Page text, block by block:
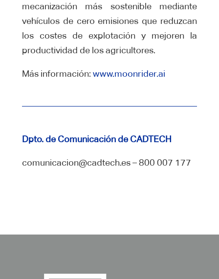
mecanización más sostenible mediante
vehículos de cero emisiones que reduzcan
los costes de explotación y mejoren la
productividad de los agricultores.
Más información: www.moonrider.ai
Dpto. de Comunicación de CADTECH
comunicacion@cadtech.es – 800 007 177